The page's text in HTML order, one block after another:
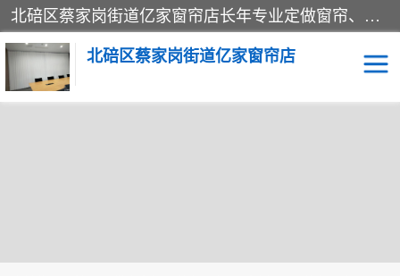
北碚区蔡家岗街道亿家窗帘店长年专业定做窗帘、电动窗帘、百叶窗帘、卷帘、柔纱窗、家居卷帘、香格里拉帘、垂直帘、等等，软包、各种形状软包硬包，墙布、素色、绣花、硅藻泥、高精密各种墙布，免费测量、免费安装，欢迎咨询
北碚区蔡家岗街道亿家窗帘店